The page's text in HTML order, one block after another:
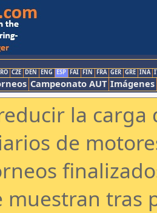
CZE DEN ENG ESP FAI FIN FRA GER GRE INA
Campeonato AUT Imágenes
la
de
muestran tras